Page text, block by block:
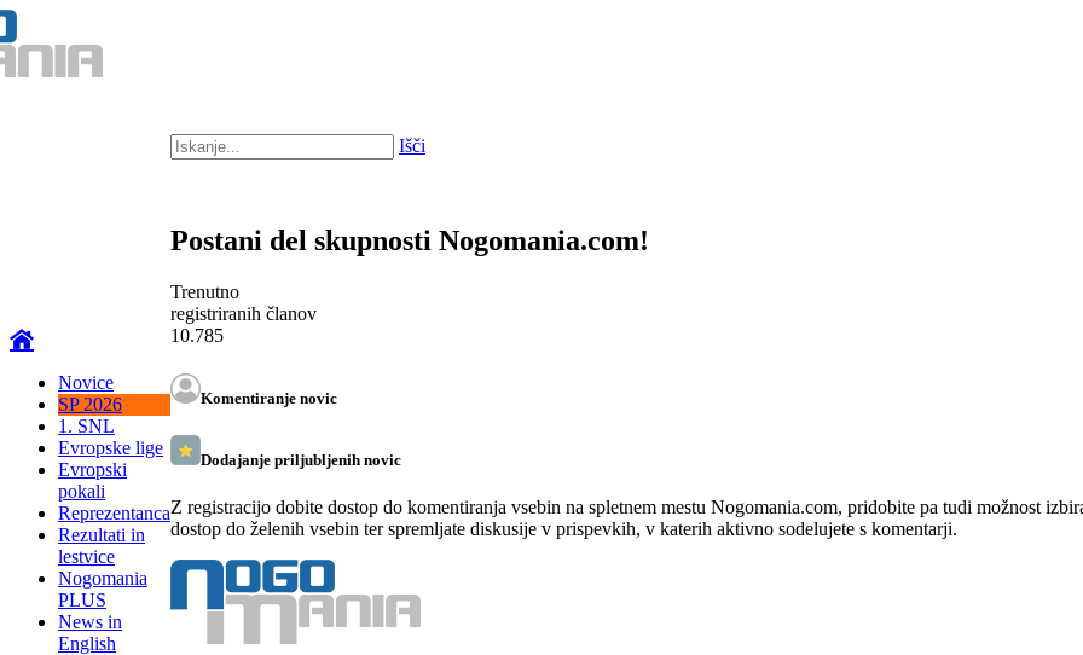
Novice
SP 2026
1. SNL
Evropske lige
Evropski
pokali
Reprezentanca
Rezultati in
lestvice
Nogomania
PLUS
News in
English
Išči
Postani del skupnosti Nogomania.com!
Trenutno
registriranih članov
10.785
Komentiranje novic
Dodajanje priljubljenih novic
Z registracijo dobite dostop do komentiranja vsebin na spletnem mestu Nogomania.com, pridobite pa tudi možnost
dostop do želenih vsebin ter spremljate diskusije v prispevkih, v katerih aktivno sodelujete s komentarji.